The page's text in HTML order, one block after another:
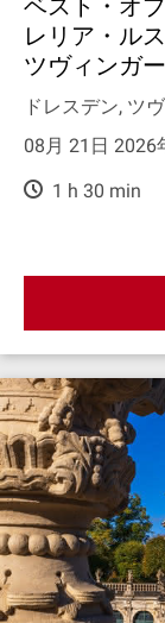
ベスト・オ
レリア・ル
ツヴィンガー
ドレスデン, ツ
08月 21日 2026
1 h 30 min